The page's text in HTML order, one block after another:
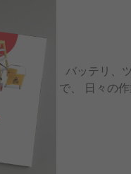
バッテリ、
で、 日々の